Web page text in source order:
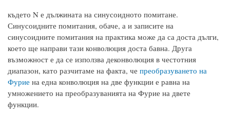
където N е дължината на синусоидното помитане.
Синусоидните помитания, обаче, а и записите на
синусоидните помитания на практика може да са доста дълги,
което ще направи тази конволюция доста бавна. Друга
възможност е да се използва деконволюция в честотния
диапазон, като разчитаме на факта, че преобразуването на
Фурие на една конволюция на две функции е равна на
умножението на преобразуванията на Фурие на двете
функции.